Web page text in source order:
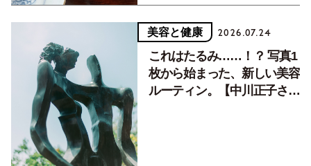
美容と健康 2026.07.24
これはたるみ……！？ 写真1
枚から始まった、新しい美容
ルーティン。【中川正子さん